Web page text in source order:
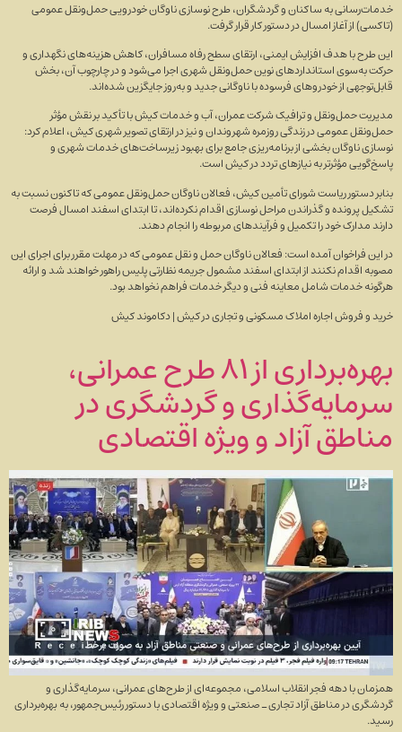
خدمات‌رسانی به ساکنان و گردشگران، طرح نوسازی ناوگان خودرویی حمل‌ونقل عمومی
(تاکسی) از آغاز امسال در دستور کار قرار گرفت.
این طرح با هدف افزایش ایمنی، ارتقای سطح رفاه مسافران، کاهش هزینه‌های نگهداری و
حرکت به‌سوی استاندارد‌های نوین حمل‌ونقل شهری اجرا می‌شود و در چارچوب آن، بخش
قابل‌توجهی از خودرو‌های فرسوده با ناوگانی جدید و به‌روز جایگزین شده‌اند.
مدیریت حمل‌ونقل و ترافیک شرکت عمران، آب و خدمات کیش با تأکید بر نقش مؤثر
حمل‌ونقل عمومی در زندگی روزمره شهروندان و نیز در ارتقای تصویر شهری کیش، اعلام کرد:
نوسازی ناوگان بخشی از برنامه‌ریزی جامع برای بهبود زیرساخت‌های خدمات شهری و
پاسخ‌گویی مؤثرتر به نیاز‌های تردد در کیش است.
بنابر دستور ریاست شورای تأمین کیش، فعالان ناوگان حمل‌ونقل عمومی که تاکنون نسبت به
تشکیل پرونده و گذراندن مراحل نوسازی اقدام نکرده‌اند، تا ابتدای اسفند امسال فرصت
دارند مدارک خود را تکمیل و فرآیند‌های مربوطه را انجام دهند.
در این فراخوان آمده است: فعالان ناوگان حمل و نقل عمومی که در مهلت مقرر برای اجرای این
مصوبه اقدام نکنند از ابتدای اسفند مشمول جریمه نظارتی پلیس راهور خواهند شد و ارائه
هرگونه خدمات شامل معاینه فنی و دیگر خدمات فراهم نخواهد بود.
خرید و فروش اجاره املاک مسکونی و تجاری در کیش | دکاموند کیش
بهره‌برداری از ۸۱ طرح عمرانی،
سرمایه‌گذاری و گردشگری در
مناطق آزاد و ویژه اقتصادی
همزمان با دهه فجر انقلاب اسلامی، مجموعه‌ای از طرح‌های عمرانی، سرمایه‌گذاری و
گردشگری در مناطق آزاد تجاری ـ صنعتی و ویژه اقتصادی با دستور رئیس‌جمهور، به بهره‌برداری
رسید.